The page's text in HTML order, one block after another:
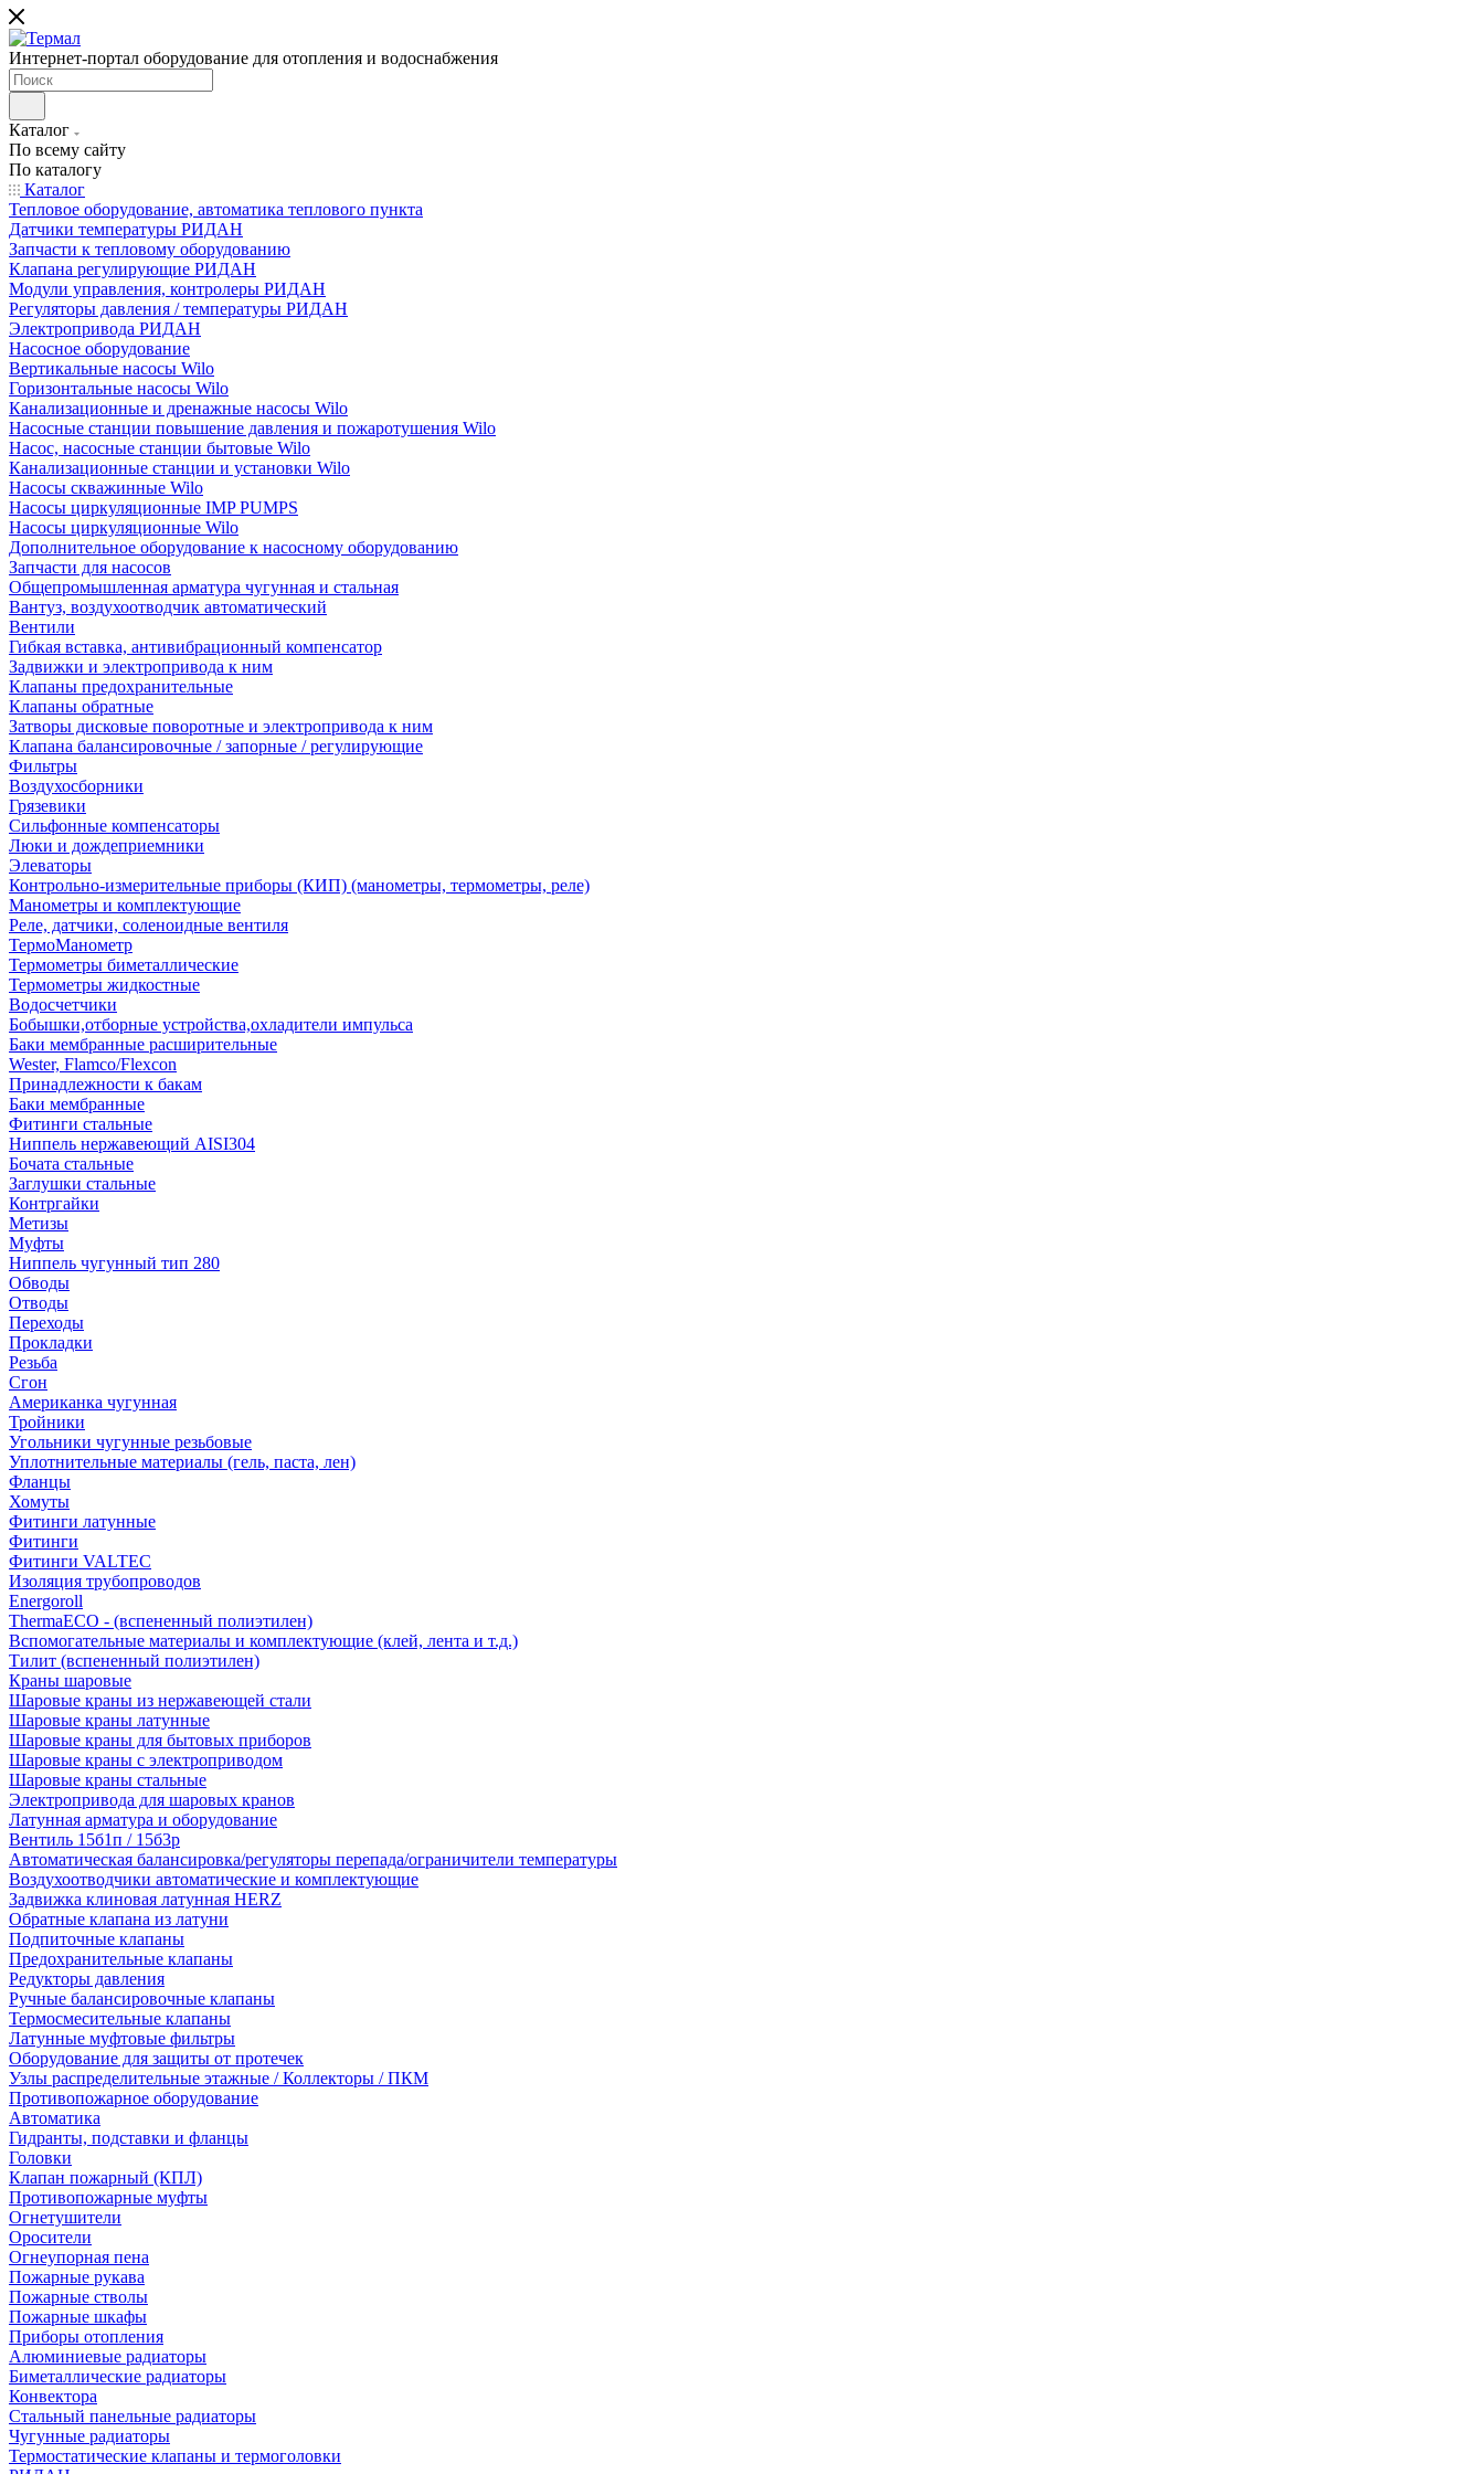
Интернет-портал оборудование для отопления и водоснабжения
Каталог
По всему сайту
По каталогу
Каталог
Тепловое оборудование, автоматика теплового пункта
Датчики температуры РИДАН
Запчасти к тепловому оборудованию
Клапана регулирующие РИДАН
Модули управления, контролеры РИДАН
Регуляторы давления / температуры РИДАН
Электропривода РИДАН
Насосное оборудование
Вертикальные насосы Wilo
Горизонтальные насосы Wilo
Канализационные и дренажные насосы Wilo
Насосные станции повышение давления и пожаротушения Wilo
Насос, насосные станции бытовые Wilo
Канализационные станции и установки Wilo
Насосы скважинные Wilo
Насосы циркуляционные IMP PUMPS
Насосы циркуляционные Wilo
Дополнительное оборудование к насосному оборудованию
Запчасти для насосов
Общепромышленная арматура чугунная и стальная
Вантуз, воздухоотводчик автоматический
Вентили
Гибкая вставка, антивибрационный компенсатор
Задвижки и электропривода к ним
Клапаны предохранительные
Клапаны обратные
Затворы дисковые поворотные и электропривода к ним
Клапана балансировочные / запорные / регулирующие
Фильтры
Воздухосборники
Грязевики
Сильфонные компенсаторы
Люки и дождеприемники
Элеваторы
Контрольно-измерительные приборы (КИП) (манометры, термометры, реле)
Манометры и комплектующие
Реле, датчики, соленоидные вентиля
ТермоМанометр
Термометры биметаллические
Термометры жидкостные
Водосчетчики
Бобышки,отборные устройства,охладители импульса
Баки мембранные расширительные
Wester, Flamco/Flexcon
Принадлежности к бакам
Баки мембранные
Фитинги стальные
Ниппель нержавеющий AISI304
Бочата стальные
Заглушки стальные
Контргайки
Метизы
Муфты
Ниппель чугунный тип 280
Обводы
Отводы
Переходы
Прокладки
Резьба
Сгон
Американка чугунная
Тройники
Угольники чугунные резьбовые
Уплотнительные материалы (гель, паста, лен)
Фланцы
Хомуты
Фитинги латунные
Фитинги
Фитинги VALTEC
Изоляция трубопроводов
Energoroll
ThermaECO - (вспененный полиэтилен)
Вспомогательные материалы и комплектующие (клей, лента и т.д.)
Тилит (вспененный полиэтилен)
Краны шаровые
Шаровые краны из нержавеющей стали
Шаровые краны латунные
Шаровые краны для бытовых приборов
Шаровые краны с электроприводом
Шаровые краны стальные
Электропривода для шаровых кранов
Латунная арматура и оборудование
Вентиль 15б1п / 15б3р
Автоматическая балансировка/регуляторы перепада/ограничители температуры
Воздухоотводчики автоматические и комплектующие
Задвижка клиновая латунная HERZ
Обратные клапана из латуни
Подпиточные клапаны
Предохранительные клапаны
Редукторы давления
Ручные балансировочные клапаны
Термосмесительные клапаны
Латунные муфтовые фильтры
Оборудование для защиты от протечек
Узлы распределительные этажные / Коллекторы / ПКМ
Противопожарное оборудование
Автоматика
Гидранты, подставки и фланцы
Головки
Клапан пожарный (КПЛ)
Противопожарные муфты
Огнетушители
Оросители
Огнеупорная пена
Пожарные рукава
Пожарные стволы
Пожарные шкафы
Приборы отопления
Алюминиевые радиаторы
Биметаллические радиаторы
Конвектора
Стальный панельные радиаторы
Чугунные радиаторы
Термостатические клапаны и термоголовки